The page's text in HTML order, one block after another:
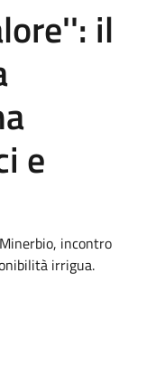
il
e
incontro
irrigua.